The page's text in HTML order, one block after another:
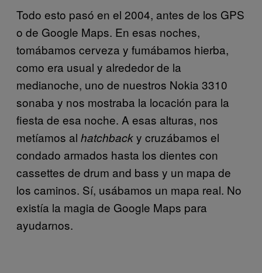
Todo esto pasó en el 2004, antes de los GPS
o de Google Maps. En esas noches,
tomábamos cerveza y fumábamos hierba,
como era usual y alrededor de la
medianoche, uno de nuestros Nokia 3310
sonaba y nos mostraba la locación para la
fiesta de esa noche. A esas alturas, nos
metíamos al hatchbacky cruzábamos el
condado armados hasta los dientes con
cassettes de drum and bass y un mapa de
los caminos. Sí, usábamos un mapa real. No
existía la magia de Google Maps para
ayudarnos.